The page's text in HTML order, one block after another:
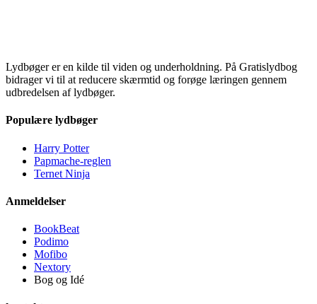
Lydbøger er en kilde til viden og underholdning. På Gratislydbog
bidrager vi til at reducere skærmtid og forøge læringen gennem
udbredelsen af lydbøger.
Populære lydbøger
Harry Potter
Papmache-reglen
Ternet Ninja
Anmeldelser
BookBeat
Podimo
Mofibo
Nextory
Bog og Idé